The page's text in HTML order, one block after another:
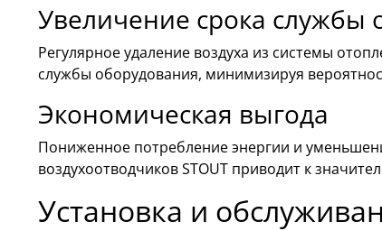
Увеличение срока службы
Регулярное удаление воздуха из системы
службы оборудования, минимизируя
Экономическая выгода
Пониженное потребление энергии и
воздухоотводчиков STOUT приводит к
Установка и